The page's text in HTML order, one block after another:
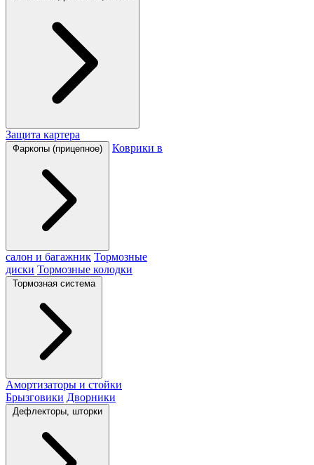
Защита картера
Фаркопы (прицепное) Коврики в
салон и багажник Тормозные
диски Тормозные колодки
Тормозная система
Амортизаторы и стойки
Брызговики Дворники
Дефлекторы, шторки